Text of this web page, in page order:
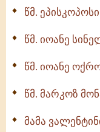
წმ.
წმ. იოანე
წმ. იოანე
წმ. მარკოზ
მამა